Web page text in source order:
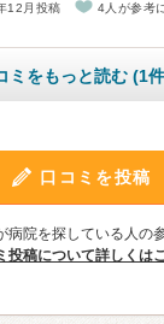
12月投稿 4人が参考
ミをもっと読む (1
口コミを投稿
病院を探している人の
投稿について詳しくは